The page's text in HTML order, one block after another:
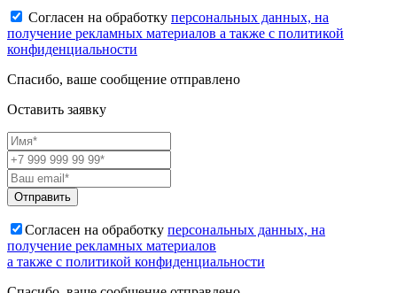
Согласен на обработку персональных данных, на
получение рекламных материалов а также с политикой
конфиденциальности
Спасибо, ваше сообщение отправлено
Оставить заявку
Отправить
Согласен на обработку персональных данных, на
получение рекламных материалов
а также с политикой конфиденциальности